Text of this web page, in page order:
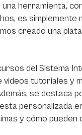
herramienta,
es simplemente
creado una
del Sistema
tutoriales y
se destaca
personalizada
y cómo